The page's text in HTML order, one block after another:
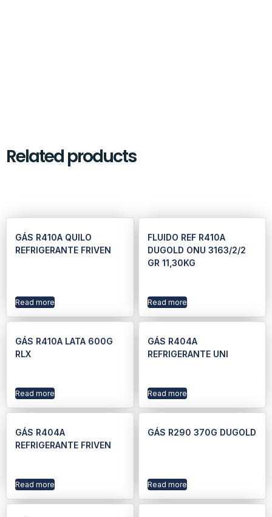
Related products
GÁS R410A QUILO
REFRIGERANTE FRIVEN
Read more
FLUIDO REF R410A
DUGOLD ONU 3163/2/2
GR 11,30KG
Read more
GÁS R410A LATA 600G
RLX
Read more
GÁS R404A
REFRIGERANTE UNI
Read more
GÁS R404A
REFRIGERANTE FRIVEN
Read more
GÁS R290 370G DUGOLD
Read more